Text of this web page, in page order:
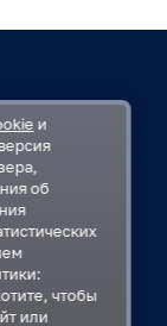
и
об
чтобы
или